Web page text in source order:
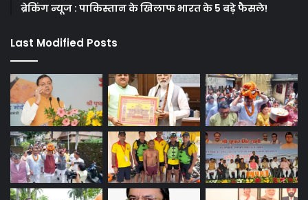
ब्रेकिंग न्यूज : पाकिस्तान के खिलाफ भारत के 5 बड़े फैसले!
Last Modified Posts